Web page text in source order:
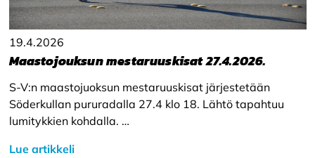
19.4.2026
Maastojouksun mestaruuskisat 27.4.2026.
S-V:n maastojuoksun mestaruuskisat järjestetään
Söderkullan pururadalla 27.4 klo 18. Lähtö tapahtuu
lumitykkien kohdalla. ‍…
Lue artikkeli